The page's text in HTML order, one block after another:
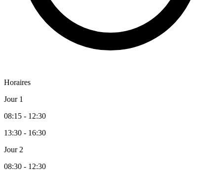
Horaires
Jour 1
08:15 - 12:30
13:30 - 16:30
Jour 2
08:30 - 12:30